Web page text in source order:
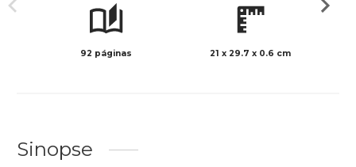
92 páginas 21 x 29.7 x 0.6 cm
Sinopse